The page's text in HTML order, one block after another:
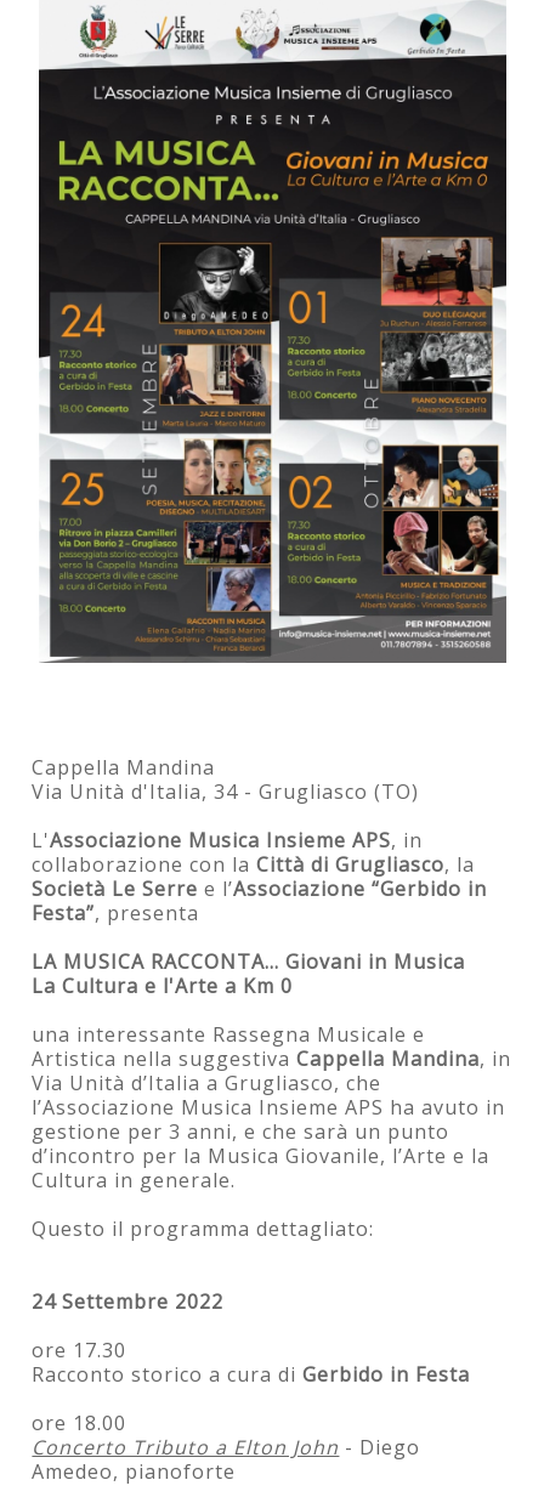
Cappella Mandina
Via Unità d'Italia, 34 - Grugliasco (TO)
L'Associazione Musica Insieme APS, in
collaborazione con laCittà di Grugliasco, la
Società Le Serre e l’Associazione “Gerbido in
Festa”, presenta
LA MUSICA RACCONTA... Giovani in Musica
La Cultura e l'Arte a Km 0
una interessante Rassegna Musicale e
Artistica nella suggestivaCappella Mandina, in
Via Unità d’Italia a Grugliasco, che
l’Associazione Musica Insieme APS ha avuto in
gestione per 3 anni, e che sarà un punto
d’incontro per la Musica Giovanile, l’Arte e la
Cultura in generale.
Questo il programma dettagliato:
24 Settembre 2022
ore 17.30
Racconto storico a cura diGerbido in Festa
ore 18.00
Concerto Tributo a Elton John - Diego
Amedeo, pianoforte